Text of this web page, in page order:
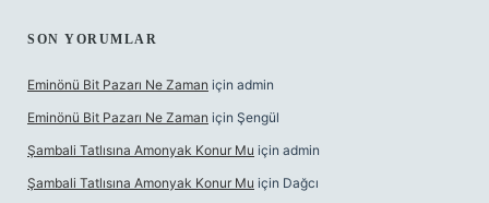
SON YORUMLAR
Eminönü Bit Pazarı Ne Zaman için admin
Eminönü Bit Pazarı Ne Zaman için Şengül
Şambali Tatlısına Amonyak Konur Mu için admin
Şambali Tatlısına Amonyak Konur Mu için Dağcı